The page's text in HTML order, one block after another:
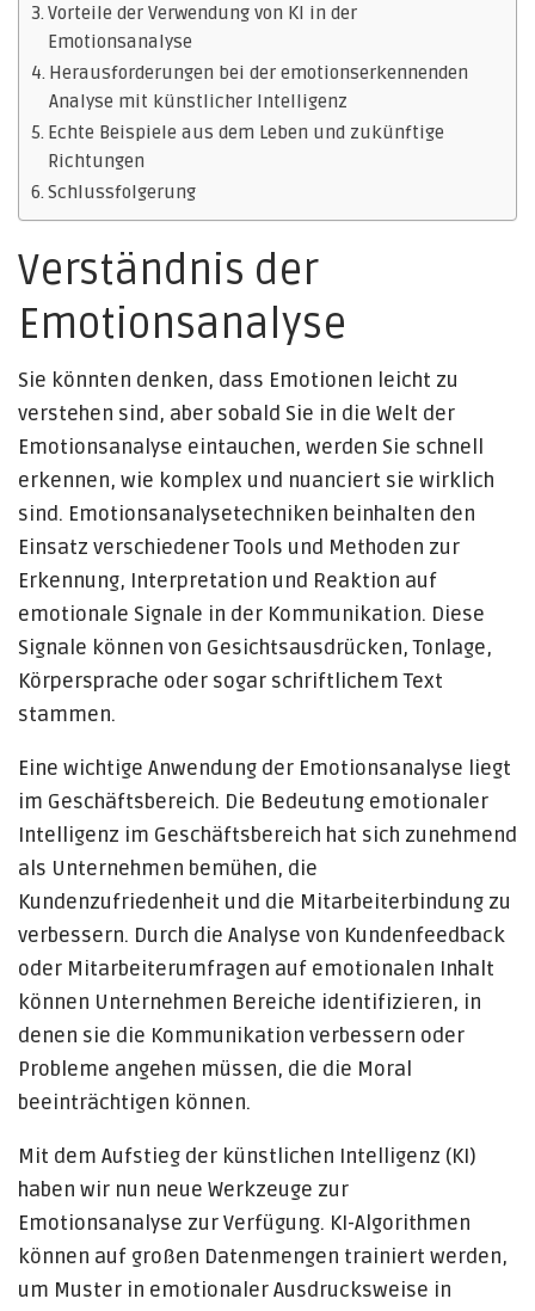
Vorteile der Verwendung von KI in der
Emotionsanalyse
Herausforderungen bei der emotionserkennenden
Analyse mit künstlicher Intelligenz
Echte Beispiele aus dem Leben und zukünftige
Richtungen
Schlussfolgerung
Verständnis der
Emotionsanalyse
Sie könnten denken, dass Emotionen leicht zu
verstehen sind, aber sobald Sie in die Welt der
Emotionsanalyse eintauchen, werden Sie schnell
erkennen, wie komplex und nuanciert sie wirklich
sind. Emotionsanalysetechniken beinhalten den
Einsatz verschiedener Tools und Methoden zur
Erkennung, Interpretation und Reaktion auf
emotionale Signale in der Kommunikation. Diese
Signale können von Gesichtsausdrücken, Tonlage,
Körpersprache oder sogar schriftlichem Text
stammen.
Eine wichtige Anwendung der Emotionsanalyse liegt
im Geschäftsbereich. Die Bedeutung emotionaler
Intelligenz im Geschäftsbereich hat sich zunehmend
als Unternehmen bemühen, die
Kundenzufriedenheit und die Mitarbeiterbindung zu
verbessern. Durch die Analyse von Kundenfeedback
oder Mitarbeiterumfragen auf emotionalen Inhalt
können Unternehmen Bereiche identifizieren, in
denen sie die Kommunikation verbessern oder
Probleme angehen müssen, die die Moral
beeinträchtigen können.
Mit dem Aufstieg der künstlichen Intelligenz (KI)
haben wir nun neue Werkzeuge zur
Emotionsanalyse zur Verfügung. KI-Algorithmen
können auf großen Datenmengen trainiert werden,
um Muster in emotionaler Ausdrucksweise in